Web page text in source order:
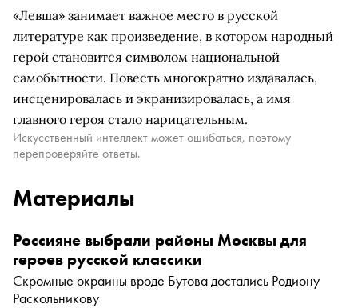
«Левша» занимает важное место в русской
литературе как произведение, в котором народный
герой становится символом национальной
самобытности. Повесть многократно издавалась,
инсценировалась и экранизировалась, а имя
главного героя стало нарицательным.
Искусственный интеллект может ошибаться, поэтому
перепроверяйте ответы.
Материалы
Россияне выбрали районы Москвы для
героев русской классики
Скромные окраины вроде Бутова достались Родиону
Раскольникову